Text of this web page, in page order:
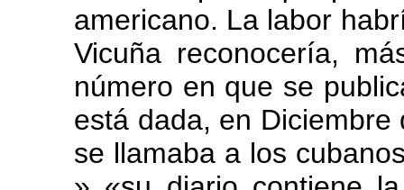
americano. La labor
Vicuña reconocería,
número en que se
está dada, en
se llamaba a los